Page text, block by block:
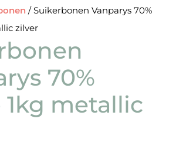
/ Suikerbonen Vanparys 70%
zilver
70%
1kg metallic